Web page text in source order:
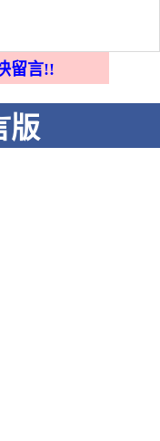
留言!!
版